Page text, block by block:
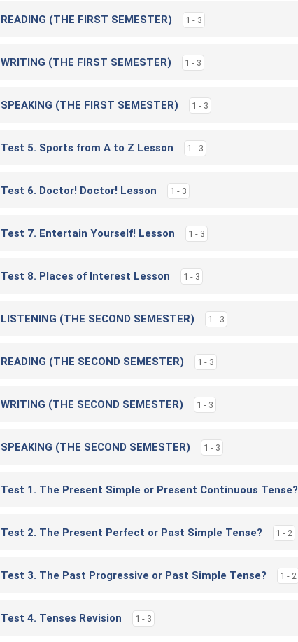
READING (THE FIRST SEMESTER) 1 - 3
WRITING (THE FIRST SEMESTER) 1 - 3
SPEAKING (THE FIRST SEMESTER) 1 - 3
Test 5. Sports from A to Z Lesson 1 - 3
Test 6. Doctor! Doctor! Lesson 1 - 3
Test 7. Entertain Yourself! Lesson 1 - 3
Test 8. Places of Interest Lesson 1 - 3
LISTENING (THE SECOND SEMESTER) 1 - 3
READING (THE SECOND SEMESTER) 1 - 3
WRITING (THE SECOND SEMESTER) 1 - 3
SPEAKING (THE SECOND SEMESTER) 1 - 3
Test 1. The Present Simple or Present Continuous Tense?
Test 2. The Present Perfect or Past Simple Tense? 1 - 2
Test 3. The Past Progressive or Past Simple Tense? 1 - 2
Test 4. Tenses Revision 1 - 3